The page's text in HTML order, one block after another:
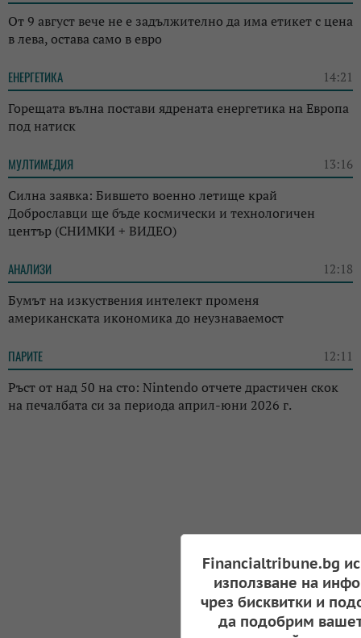
От 9 август вече не е задължително да има етикет с цена
в лева, остава само в евро
ЕНЕРГЕТИКА 14:21
Горещата вълна постави ядрената енергетика на Европа
под натиск
МУЛТИМЕДИЯ 13:16
Силна заявка: Бившето военно летище край
Доброславци ще бъде космически и технологичен
център (СНИМКИ + ВИДЕО)
АНАЛИЗИ 12:18
Бумът на изкуствения интелект променя
американската икономика до неузнаваемост
ПАРИТЕ 12:11
Ръст от над 50 на сто: Nintendo отчете драстичен скок
на печалбата си за периода април-юни 2026 г.
Financialtribune.bg
използване на
чрез бисквитки и
да подобрим